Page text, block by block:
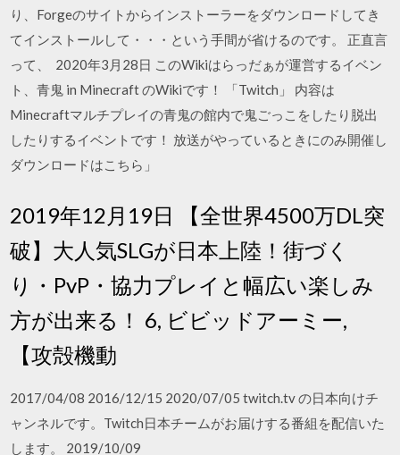
り、Forgeのサイトからインストーラーをダウンロードしてき
てインストールして・・・という手間が省けるのです。 正直言
って、 2020年3月28日 このWikiはらっだぁが運営するイベン
ト、青鬼 in Minecraft のWikiです！ 「Twitch」 内容は
Minecraftマルチプレイの青鬼の館内で鬼ごっこをしたり脱出
したりするイベントです！ 放送がやっているときにのみ開催し
ダウンロードはこちら」
2019年12月19日 【全世界4500万DL突
破】大人気SLGが日本上陸！街づく
り・PvP・協力プレイと幅広い楽しみ
方が出来る！ 6, ビビッドアーミー,
【攻殻機動
2017/04/08 2016/12/15 2020/07/05 twitch.tv の日本向けチ
ャンネルです。Twitch日本チームがお届けする番組を配信いた
します。 2019/10/09